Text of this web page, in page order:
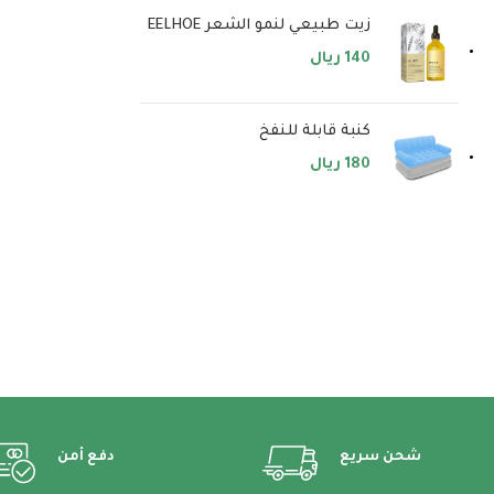
زيت طبيعي لنمو الشعر EELHOE
140 ريال
كنبة قابلة للنفخ
180 ريال
شحن سريع دفع أمن